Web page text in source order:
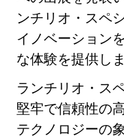
ンチリオ・スペ
イノベーション
な体験を提供しま
ランチリオ・ス
堅牢で信頼性の
テクノロジーの
サスティナ
接続
お問い合わせ